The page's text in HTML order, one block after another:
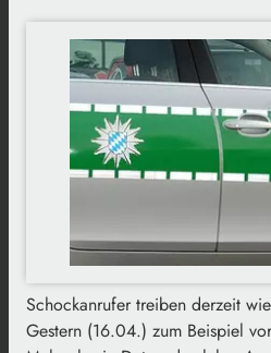
Schockanrufer treiben derzeit
Gestern (16.04.) zum Beispiel